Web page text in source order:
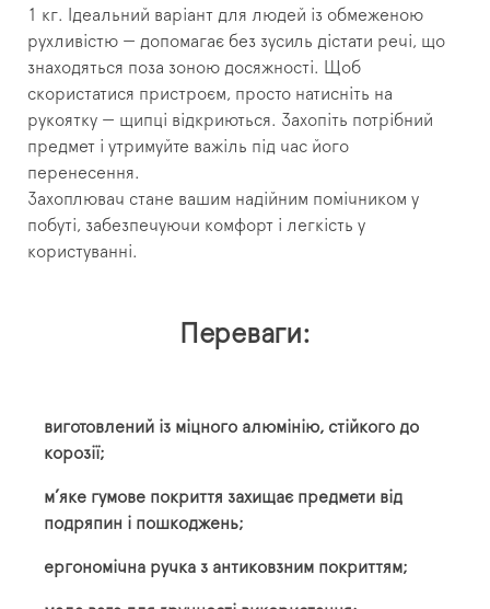
1 кг. Ідеальний варіант для людей із обмеженою
рухливістю — допомагає без зусиль дістати речі, що
знаходяться поза зоною досяжності. Щоб
скористатися пристроєм, просто натисніть на
рукоятку — щипці відкриються. Захопіть потрібний
предмет і утримуйте важіль під час його
перенесення.
Захоплювач стане вашим надійним помічником у
побуті, забезпечуючи комфорт і легкість у
користуванні.
Переваги:
виготовлений із міцного алюмінію, стійкого до
корозії;
м’яке гумове покриття захищає предмети від
подряпин і пошкоджень;
ергономічна ручка з антиковзним покриттям;